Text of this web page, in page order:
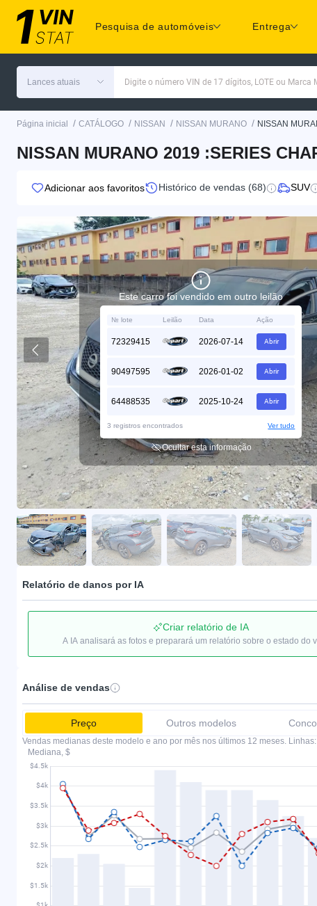
Pesquisa de automóveis Entrega
Lances atuais Digite o número VIN de 17 dígitos, LOTE ou Marca
Página inicial / CATÁLOGO / NISSAN / NISSAN MURANO / NISSAN
NISSAN MURANO 2019 :SERIES
Adicionar aos favoritos Histórico de vendas (68) SUV
Este carro foi vendido em outro leilão
№ lote Leilão Data Ação
72329415 2026-07-14 Abrir
90497595 2026-01-02 Abrir
64488535 2025-10-24 Abrir
3 registros encontrados Ver tudo
Ocultar esta informação
Relatório de danos por IA
Criar relatório de IA
A IA analisará as fotos e preparará um relatório sobre o estado do
Análise de vendas
Preço Outros modelos
Vendas medianas deste modelo e ano por mês nos últimos 12 meses. Linhas:
Mediana, $